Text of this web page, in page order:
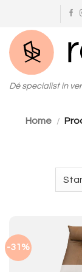
content
Dé specialist in
Home /
-31%